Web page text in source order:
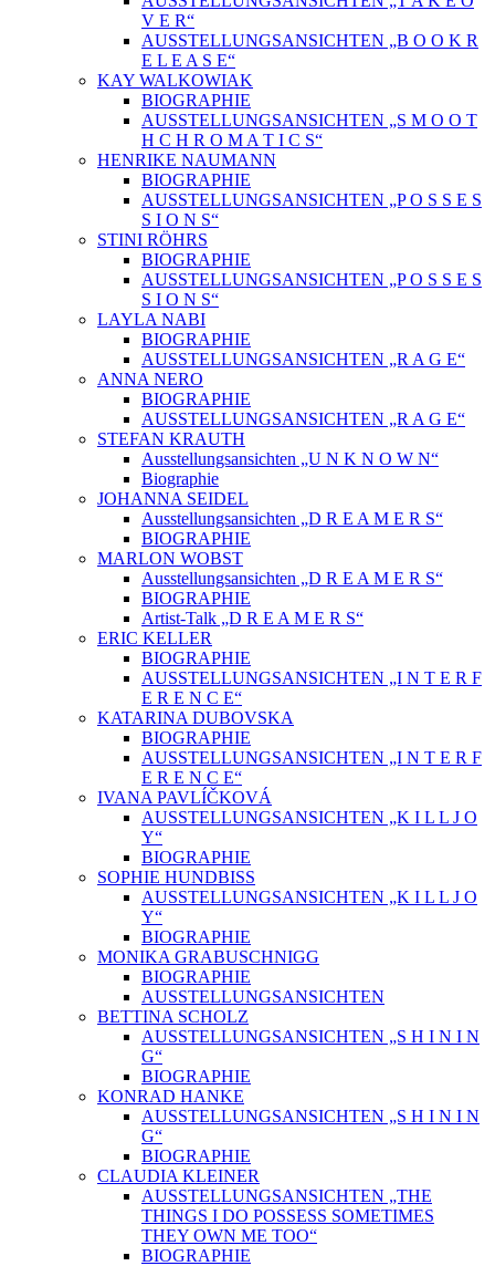
V E R“
AUSSTELLUNGSANSICHTEN „B O O K R
E L E A S E“
KAY WALKOWIAK
BIOGRAPHIE
AUSSTELLUNGSANSICHTEN „S M O O T
H C H R O M A T I C S“
HENRIKE NAUMANN
BIOGRAPHIE
AUSSTELLUNGSANSICHTEN „P O S S E S
S I O N S“
STINI RÖHRS
BIOGRAPHIE
AUSSTELLUNGSANSICHTEN „P O S S E S
S I O N S“
LAYLA NABI
BIOGRAPHIE
AUSSTELLUNGSANSICHTEN „R A G E“
ANNA NERO
BIOGRAPHIE
AUSSTELLUNGSANSICHTEN „R A G E“
STEFAN KRAUTH
Ausstellungsansichten „U N K N O W N“
Biographie
JOHANNA SEIDEL
Ausstellungsansichten „D R E A M E R S“
BIOGRAPHIE
MARLON WOBST
Ausstellungsansichten „D R E A M E R S“
BIOGRAPHIE
Artist-Talk „D R E A M E R S“
ERIC KELLER
BIOGRAPHIE
AUSSTELLUNGSANSICHTEN „I N T E R F
E R E N C E“
KATARINA DUBOVSKA
BIOGRAPHIE
AUSSTELLUNGSANSICHTEN „I N T E R F
E R E N C E“
IVANA PAVLÍČKOVÁ
AUSSTELLUNGSANSICHTEN „K I L L J O
Y“
BIOGRAPHIE
SOPHIE HUNDBISS
AUSSTELLUNGSANSICHTEN „K I L L J O
Y“
BIOGRAPHIE
MONIKA GRABUSCHNIGG
BIOGRAPHIE
AUSSTELLUNGSANSICHTEN
BETTINA SCHOLZ
AUSSTELLUNGSANSICHTEN „S H I N I N
G“
BIOGRAPHIE
KONRAD HANKE
AUSSTELLUNGSANSICHTEN „S H I N I N
G“
BIOGRAPHIE
CLAUDIA KLEINER
AUSSTELLUNGSANSICHTEN „THE
THINGS I DO POSSESS SOMETIMES
THEY OWN ME TOO“
BIOGRAPHIE